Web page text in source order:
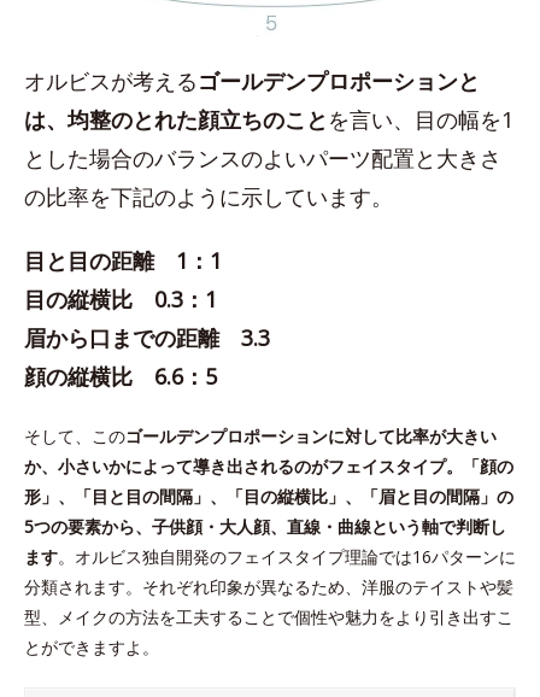
オルビスが考えるゴールデンプロポーションと
は、均整のとれた顔立ちのこと を言い、目の幅を1
とした場合のバランスのよいパーツ配置と大きさ
の比率を下記のように示しています。
目と目の距離 1：1
目の縦横比 0.3：1
眉から口までの距離 3.3
顔の縦横比 6.6：5
そして、このゴールデンプロポーションに対して比率が大きい
か、小さいかによって導き出されるのがフェイスタイプ。「顔の
形」、「目と目の間隔」、「目の縦横比」、「眉と目の間隔」の
5つの要素から、子供顔・大人顔、直線・曲線という軸で判断し
ます。オルビス独自開発のフェイスタイプ理論では16パターンに
分類されます。それぞれ印象が異なるため、洋服のテイストや髪
型、メイクの方法を工夫することで個性や魅力をより引き出すこ
とができますよ。